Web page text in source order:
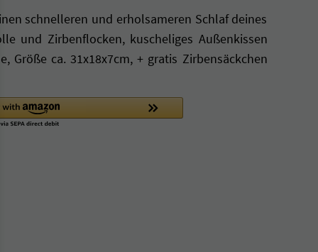
schnelleren und erholsameren Schlaf deines
und Zirbenflocken, kuscheliges Außenkissen
Größe ca. 31x18x7cm, + gratis Zirbensäckchen